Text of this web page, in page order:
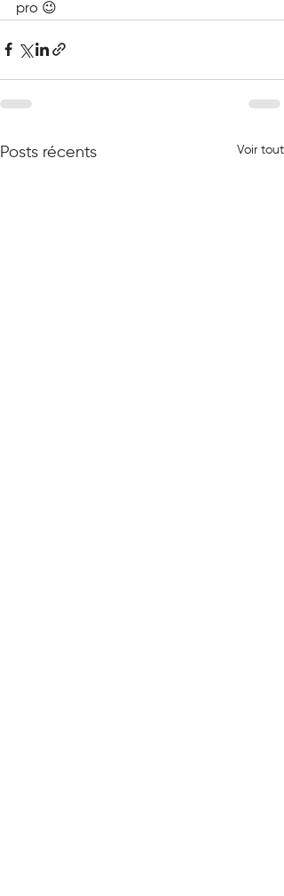
pro 😉
Posts récents Voir tout